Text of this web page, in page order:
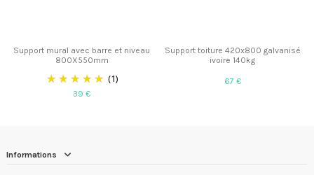
Support mural avec barre et niveau
800X550mm
(1)
39 €
Support toiture 420x800 galvanisé
ivoire 140kg
67 €
Informations